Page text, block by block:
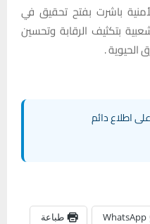
باشرت بفتح تحقيق في
بتكثيف الرقابة وتحسين
الحيوية .
اطلاع دائم
WhatsApp طباعة